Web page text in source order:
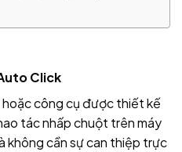
Click
hoặc công cụ được thiết kế
tác nhấp chuột trên máy
không cần sự can thiệp trực